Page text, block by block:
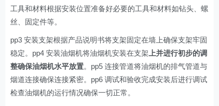
工具和材料根据安装位置准备好必要的工具和材料如钻头、螺
丝、固定件等。
pp3 安装支架根据产品说明书将支架固定在墙上确保支架牢固
稳定。pp4 安装油烟机将油烟机安装在支架 上并进行初步的调
整确保油烟机水平放置。pp5 连接管道将油烟机的排气管道与
烟道连接确保连接紧密。pp6 调试和验收完成安装后进行调试
检查油烟机的运行情况确保一切正常。